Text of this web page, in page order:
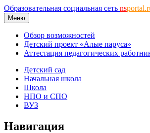
Образовательная социальная сеть ns
Меню
Обзор возможностей
Детский проект «Алые паруса»
Аттестация педагогических
Детский сад
Начальная школа
Школа
НПО и СПО
ВУЗ
Навигация